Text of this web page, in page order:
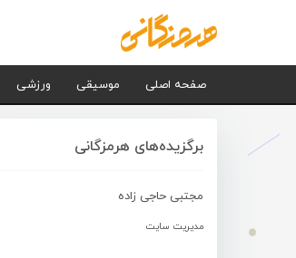
صفحه اصلی موسیقی ورزشی
برگزیده‌های هرمزگانی
مجتبی حاجی زاده
مدیریت سایت